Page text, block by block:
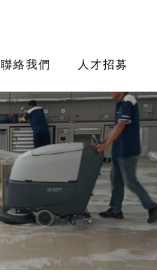
聯絡我們 人才招募